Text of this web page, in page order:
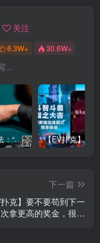
关注
6.3W+ 30.6W+
...
【EV扑克】玩法：“松弱鱼/松凶鱼打法”的基本攻略
下一篇
扑克】要不要苟到下一
拿更高的奖金，很多